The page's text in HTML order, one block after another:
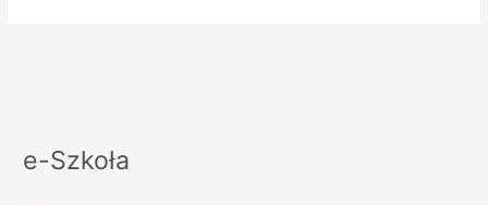
e-Szkoła